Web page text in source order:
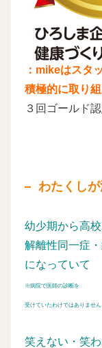
：mikeはスタ
積極的に取り
３回ゴールド
わたくし
幼少期から高
解離性同一症
になっていて
※病院で医師の診断を
受けていたわけではありません
笑えない・笑